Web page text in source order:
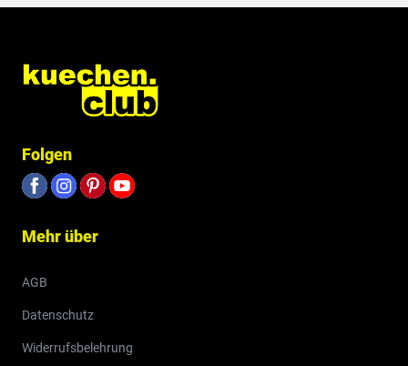
Mehr über
AGB
Datenschutz
Widerrufsbelehrung
Folgen